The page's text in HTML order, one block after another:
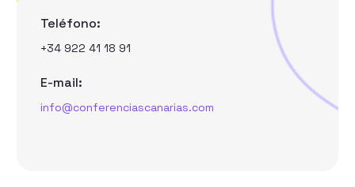
Teléfono:
+34 922 41 18 91
E-mail:
info@conferenciascanarias.com